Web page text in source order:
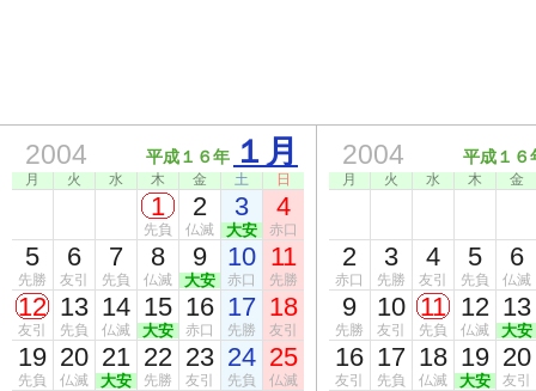
2004 平成１６年 １月
月 火 水 木 金 土 日
1
先負
2
仏滅
3
大安
4
赤口
5
先勝
6
友引
7
先負
8
仏滅
9
大安
10
赤口
11
先勝
12
友引
13
先負
14
仏滅
15
大安
16
赤口
17
先勝
18
友引
19
先負
20
仏滅
21
大安
22
先勝
23
友引
24
先負
25
仏滅
2004 平成１６
月 火 水 木 金
2
赤口
3
先勝
4
友引
5
先負
6
仏滅
9
先勝
10
友引
11
先負
12
仏滅
13
大安
16
友引
17
先負
18
仏滅
19
大安
20
友引